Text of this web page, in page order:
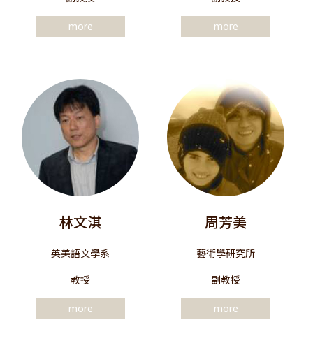
more more
林文淇
英美語文學系
教授
more
周芳美
藝術學研究所
副教授
more